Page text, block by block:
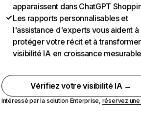
apparaissent dans ChatGPT
Les rapports personnalisables et
l'assistance d'experts vous aident à
protéger votre récit et à
visibilité IA en croissance
Vérifiez votre visibilité IA →
Intéressé par la solution Enterprise, réservez